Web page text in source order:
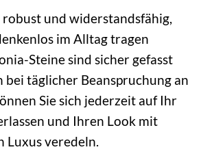
und widerstandsfähig,
im Alltag tragen
Steine sind sicher gefasst
bei täglicher Beanspruchung an
Sie sich jederzeit auf Ihr
und Ihren Look mit
Luxus veredeln.